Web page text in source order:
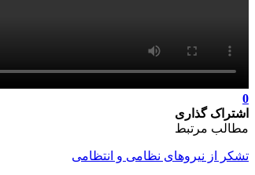
0
اشتراک گذاری
مطالب مرتبط
تشکر از نیروهای نظامی و انتظامی